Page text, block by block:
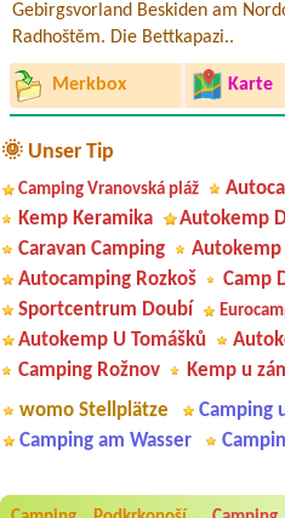
Gebirgsvorland Beskiden am
Radhoštěm. Die Bettkapazi..
Merkbox Karte
🌞 Unser Tip
Camping Vranovská pláž
Kemp Keramika
Autokemp
Caravan Camping
Autokemp
Autocamping Rozkoš
Camp
Sportcentrum Doubí
Autokemp U Tomášků
Camping Rožnov
Kemp u
womo Stellplätze
Camping
Camping am Wasser